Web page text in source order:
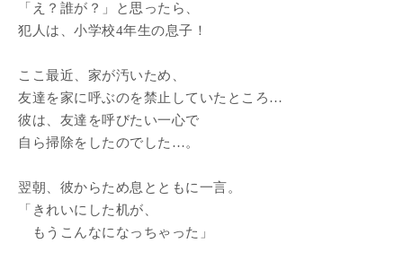
「え？誰が？」と思ったら、
犯人は、小学校4年生の息子！
ここ最近、家が汚いため、
友達を家に呼ぶのを禁止していたところ…
彼は、友達を呼びたい一心で
自ら掃除をしたのでした…。
翌朝、彼からため息とともに一言。
「きれいにした机が、
もうこんなになっちゃった」